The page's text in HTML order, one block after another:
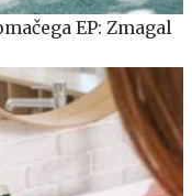
EP: Zmagal